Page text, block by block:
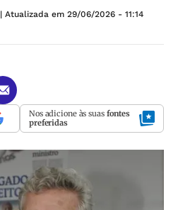
| Atualizada em 29/06/2026 - 11:14
Nos adicione às suas fontes
preferidas